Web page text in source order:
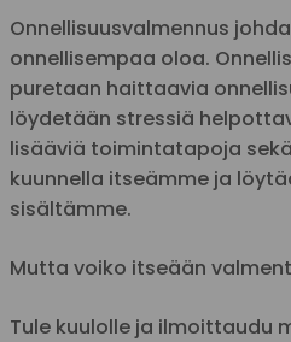
Onnellisuusvalmennus
onnellisempaa oloa.
puretaan haittaavia
löydetään stressiä
lisääviä toimintatapoja
kuunnella itseämme ja
sisältämme.
Mutta voiko itseään
Tule kuulolle ja ilmoittaudu